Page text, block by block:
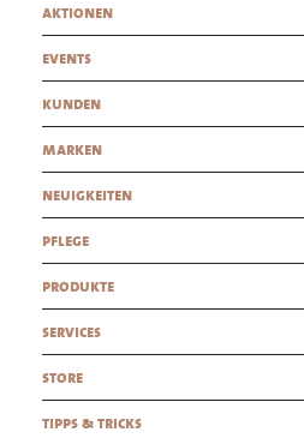
aktionen
events
kunden
marken
neuigkeiten
pflege
produkte
services
store
tipps & tricks